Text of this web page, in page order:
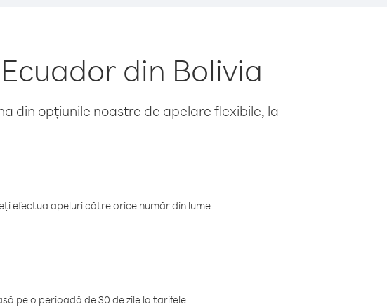
din Bolivia
din opțiunile noastre de apelare flexibile, la
efectua apeluri către orice număr din lume
pe o perioadă de 30 de zile la tarifele